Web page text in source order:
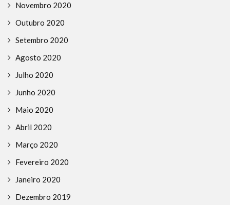
Novembro 2020
Outubro 2020
Setembro 2020
Agosto 2020
Julho 2020
Junho 2020
Maio 2020
Abril 2020
Março 2020
Fevereiro 2020
Janeiro 2020
Dezembro 2019